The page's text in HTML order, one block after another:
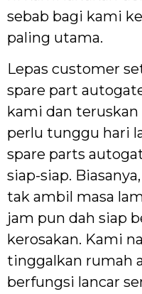
sebab bagi kami
paling utama.
Lepas customer
spare part
kami dan
perlu tunggu hari
spare parts
siap-siap.
tak ambil masa
jam pun dah siap
kerosakan. Kami
tinggalkan rumah
berfungsi lancar